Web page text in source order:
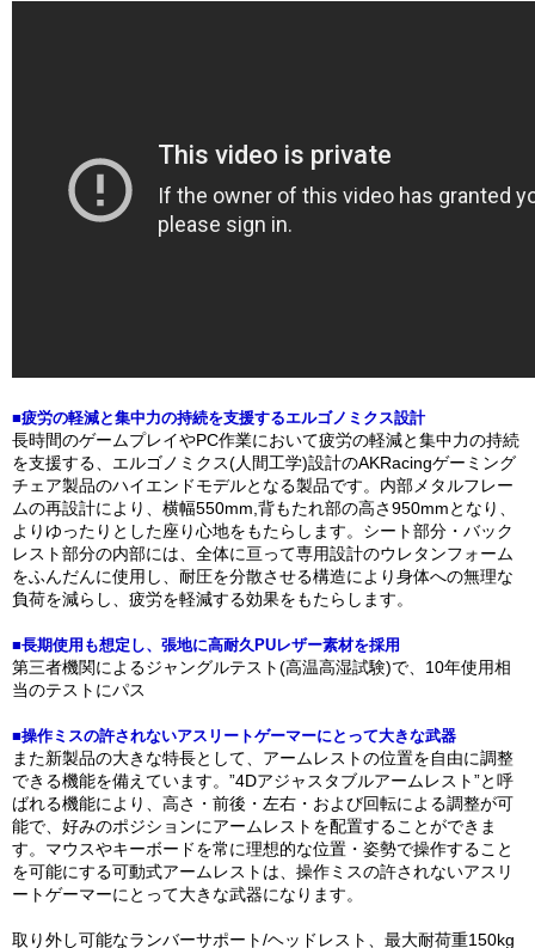
■疲労の軽減と集中力の持続を支援するエルゴノミクス設計
長時間のゲームプレイやPC作業において疲労の軽減と集中力の持続
を支援する、エルゴノミクス(人間工学)設計のAKRacingゲーミング
チェア製品のハイエンドモデルとなる製品です。内部メタルフレー
ムの再設計により、横幅550mm,背もたれ部の高さ950mmとなり、
よりゆったりとした座り心地をもたらします。シート部分・バック
レスト部分の内部には、全体に亘って専用設計のウレタンフォーム
をふんだんに使用し、耐圧を分散させる構造により身体への無理な
負荷を減らし、疲労を軽減する効果をもたらします。
■長期使用も想定し、張地に高耐久PUレザー素材を採用
第三者機関によるジャングルテスト(高温高湿試験)で、10年使用相
当のテストにパス
■操作ミスの許されないアスリートゲーマーにとって大きな武器
また新製品の大きな特長として、アームレストの位置を自由に調整
できる機能を備えています。”4Dアジャスタブルアームレスト”と呼
ばれる機能により、高さ・前後・左右・および回転による調整が可
能で、好みのポジションにアームレストを配置することができま
す。マウスやキーボードを常に理想的な位置・姿勢で操作すること
を可能にする可動式アームレストは、操作ミスの許されないアスリ
ートゲーマーにとって大きな武器になります。
取り外し可能なランバーサポート/ヘッドレスト、最大耐荷重150kg